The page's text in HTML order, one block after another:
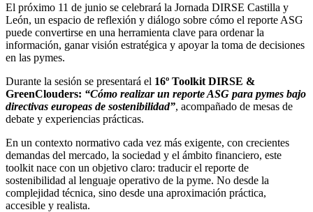
El próximo 11 de junio se celebrará la Jornada DIRSE Castilla y
León, un espacio de reflexión y diálogo sobre cómo el reporte ASG
puede convertirse en una herramienta clave para ordenar la
información, ganar visión estratégica y apoyar la toma de decisiones
en las pymes.
Durante la sesión se presentará el 16º Toolkit DIRSE &
GreenClouders: “Cómo realizar un reporte ASG para pymes bajo
directivas europeas de sostenibilidad”, acompañado de mesas de
debate y experiencias prácticas.
En un contexto normativo cada vez más exigente, con crecientes
demandas del mercado, la sociedad y el ámbito financiero, este
toolkit nace con un objetivo claro: traducir el reporte de
sostenibilidad al lenguaje operativo de la pyme. No desde la
complejidad técnica, sino desde una aproximación práctica,
accesible y realista.